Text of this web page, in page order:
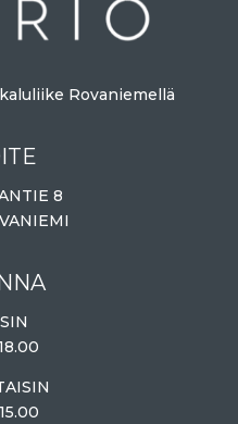
Rovaniemellä
8